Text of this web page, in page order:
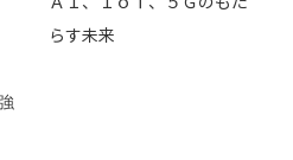
ロードバンド...
らす未来